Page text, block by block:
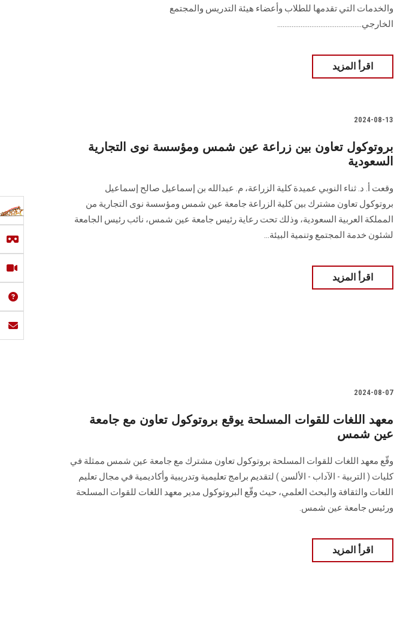
والخدمات التي تقدمها للطلاب وأعضاء هيئة التدريس والمجتمع
الخارجي...............................................
اقرأ المزيد
2024-08-13
بروتوكول تعاون بين زراعة عين شمس ومؤسسة نوى التجارية
السعودية
وقعت أ. د. ثناء النوبي عميدة كلية الزراعة، م. عبدالله بن إسماعيل صالح إسماعيل
بروتوكول تعاون مشترك بين كلية الزراعة جامعة عين شمس ومؤسسة نوى التجارية من
المملكة العربية السعودية، وذلك تحت رعاية رئيس جامعة عين شمس، نائب رئيس الجامعة
لشئون خدمة المجتمع وتنمية البيئة...
اقرأ المزيد
2024-08-07
معهد اللغات للقوات المسلحة يوقع بروتوكول تعاون مع جامعة
عين شمس
وقّع معهد اللغات للقوات المسلحة بروتوكول تعاون مشترك مع جامعة عين شمس ممثلة في
كليات ( التربية - الآداب - الألسن ) لتقديم برامج تعليمية وتدريبية وأكاديمية في مجال تعليم
اللغات والثقافة والبحث العلمي، حيث وقّع البروتوكول مدير معهد اللغات للقوات المسلحة
ورئيس جامعة عين شمس.
اقرأ المزيد